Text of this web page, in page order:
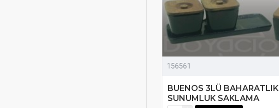
156561
BUENOS 3LÜ BAHARATLIK
SUNUMLUK SAKLAMA